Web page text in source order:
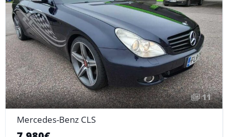
11
Mercedes-Benz CLS